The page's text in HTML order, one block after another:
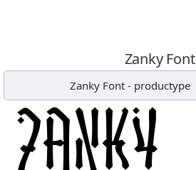
Zanky Font
Zanky Font- productype